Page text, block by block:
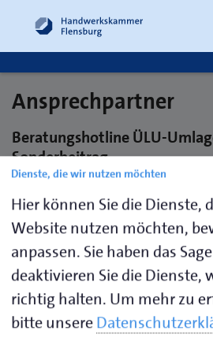
Suche
Ansprechpartner
Beratungshotline ÜLU-
Sonderbeitrag
E-Mailbeitrag@hwk-
Haben Sie Fragen zur ÜLU-
(Sonderbeitrag)? Unser
steht Ihnen gerne telefonisch zur
Verfügung und unterstützt Sie
Dienste, die wir nutzen möchten
Hier können Sie die Dienste,
Website nutzen möchten,
anpassen. Sie haben das
deaktivieren Sie die Dienste,
richtig halten. Um mehr zu
bitte unsere